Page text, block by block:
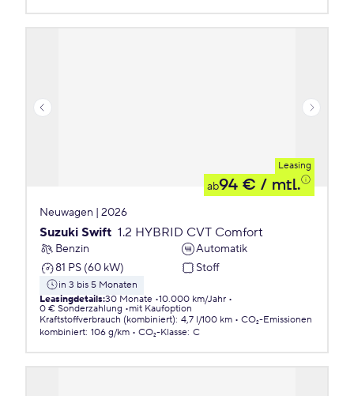
Leasing
ab94 € / mtl.
Neuwagen | 2026
Suzuki Swift 1.2 HYBRID CVT Comfort
Benzin
Automatik
81 PS (60 kW)
Stoff
in 3 bis 5 Monaten
Leasingdetails:30 Monate 10.000 km/Jahr
0 € Sonderzahlung
mit Kaufoption
Kraftstoffverbrauch (kombiniert): 4,7 l/100 km
CO₂-Emissionen
kombiniert: 106 g/km CO₂-Klasse: C